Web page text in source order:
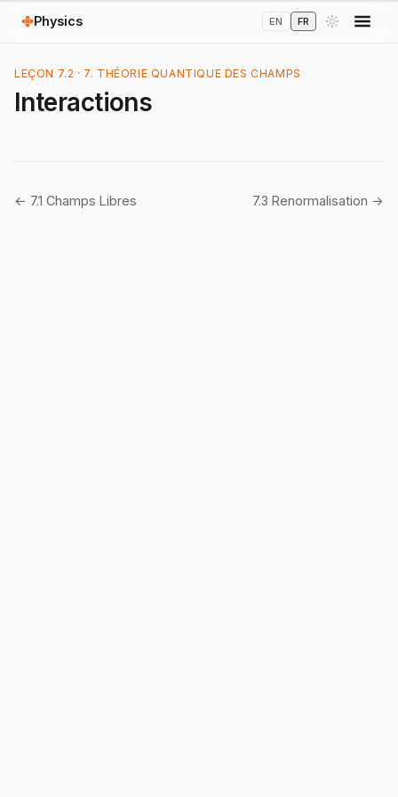
Physics EN FR
LEÇON 7.2 · 7. THÉORIE QUANTIQUE DES CHAMPS
Interactions
← 7.1 Champs Libres 7.3 Renormalisation →